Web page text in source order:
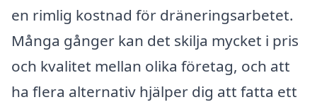
en rimlig kostnad för dräneringsarbetet.
Många gånger kan det skilja mycket i pris
och kvalitet mellan olika företag, och att
ha flera alternativ hjälper dig att fatta ett